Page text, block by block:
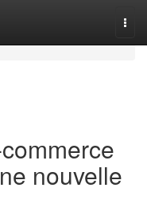
nouvelle